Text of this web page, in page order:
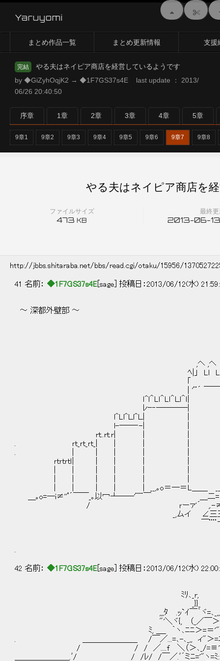
Yaruyomi
まとめ作品一覧 まとめ更新情報 支援
完結
やる夫はネイピア商店を経営しているようです
by ◆GiZyhOqjK2 → ◆1F7GS37s4E last update ： 2013/
06/26 20:40:50
序章 1章 2章 3章 4章 5章
9章1 9章2 9章3 9章4 9章5 9章6 9章7 9章8
ファイルサイズ
473 KB
最終
2013-06-
やる夫はネイピア商店を
http://jbbs.shitaraba.net/bbs/read.cgi/otaku/15956/
41 名前： ◆1F7GS37s4E [sage] 投稿日：2013/06/12(水)
～ 深都外壁部 ～
,ヘ ,ヘ ヘ
ﾍ|」 Lｌ Lｌ L
| '¨´ ￣￣￣
ｌ^ｌ＾Lｌ＾Lｌ＾
ﾚｰ‐――――| |
l^Ll^Ｌl^Ｌ| |
l-――‐-| | |ﾆ
rｔ..rｔ.r| | |
. ｒｔ_ｒｔ_ｒｔ
ｒｔｒｔｒｔｌ| |
| | | | | __,｡o＝―＝L＿＿ _＿_,｡‐<´￣У
＿｡o=―i≠''ﾟ´￣￣_｡以冖┴――'¨¨￣ ＿二=γ彡
/ ｒーァ'´ ,.-≠〃三{ヽ,=ヾヽ`
_,ムイ ∠三三三彡 _レ'
￣¨¨￢冖'''¨ L＞
42 名前： ◆1F7GS37s4E [sage] 投稿日：2013/06/12(水)
ﾐﾘ､_r,
_}}_ ／´
,,,ﾀ .ｯ`ｲ￣｀ヾ=､_,,,,〃
"'＼ヾ{, （_／￣＞:::ﾍ＝=‐
ﾐ, ＿_ ｀ヽ､ﾆﾆ＞=＝'"´ﾍ
. ＿＿＿＿＿＿＿ /￣／...=､-､_,, ィ"＞=ﾆ三
/ / / ／....f ＼（＞､_/
＿＿＿＿＿＿＿.ﾞ/ / /ﾚ/ /￣／.ﾞ´ミﾆ='"ヽ=ﾐ